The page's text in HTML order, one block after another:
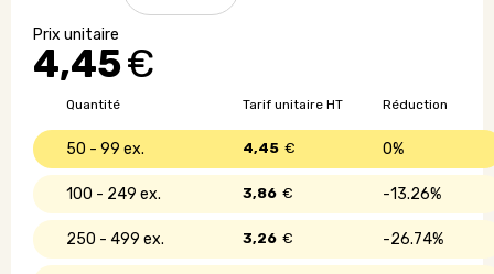
4,45€
Gobelet
verre
avec
ml
Quantité Réduction
Tarif unitaire HT
50 - 99 0%
4,45 €
100 - 249 13.26%
3,86 €
250 - 499 26.74%
3,26 €